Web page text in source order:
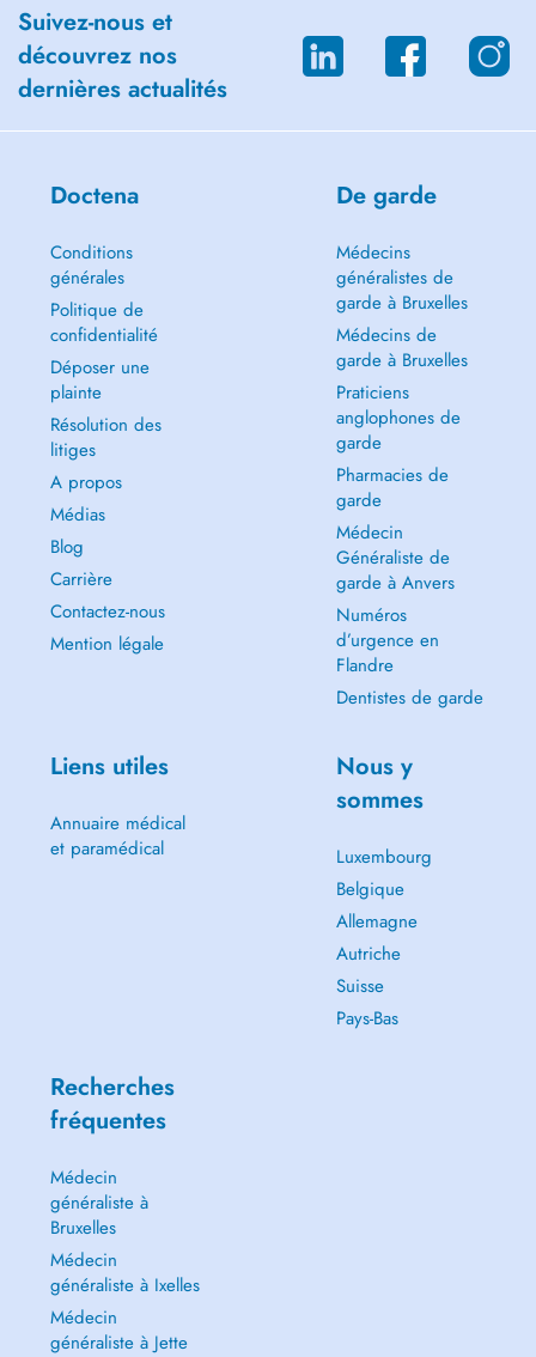
Suivez-nous et
découvrez nos
dernières actualités
Doctena
Conditions
générales
Politique de
confidentialité
Déposer une
plainte
Résolution des
litiges
A propos
Médias
Blog
Carrière
Contactez-nous
Mention légale
De garde
Médecins
généralistes de
garde à Bruxelles
Médecins de
garde à Bruxelles
Praticiens
anglophones de
garde
Pharmacies de
garde
Médecin
Généraliste de
garde à Anvers
Numéros
d’urgence en
Flandre
Dentistes de garde
Liens utiles
Annuaire médical
et paramédical
Nous y
sommes
Luxembourg
Belgique
Allemagne
Autriche
Suisse
Pays-Bas
Recherches
fréquentes
Médecin
généraliste à
Bruxelles
Médecin
généraliste à Ixelles
Médecin
généraliste à Jette